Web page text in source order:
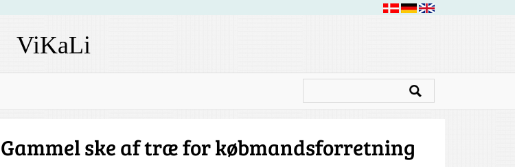
ViKaLi
Gammel ske af træ for købmandsforretning